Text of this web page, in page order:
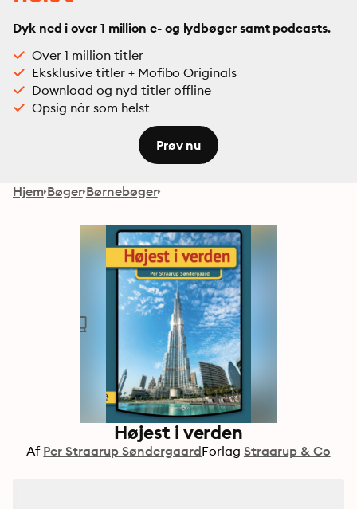
Dyk ned i over 1 million e- og lydbøger samt podcasts.
Over 1 million titler
Eksklusive titler + Mofibo Originals
Download og nyd titler offline
Opsig når som helst
Prøv nu
Hjem Bøger Børnebøger
Højest i verden
Af Per Straarup SøndergaardForlag Straarup & Co